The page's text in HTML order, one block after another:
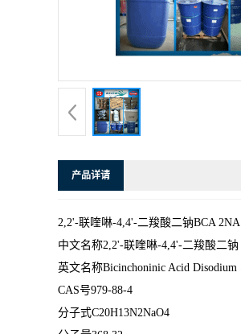
产品详请
2,2'-联喹啉-4,4'-二羧酸二钠BCA 2NA
中文名称2,2'-联喹啉-4,4'-二羧酸二钠
英文名称Bicinchoninic Acid Disodium
CAS号979-88-4
分子式C20H13N2NaO4